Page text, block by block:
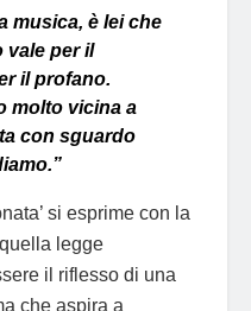
musica, è lei che
vale per il
il profano.
molto vicina a
con sguardo
si esprime con la
legge
il riflesso di una
che aspira a